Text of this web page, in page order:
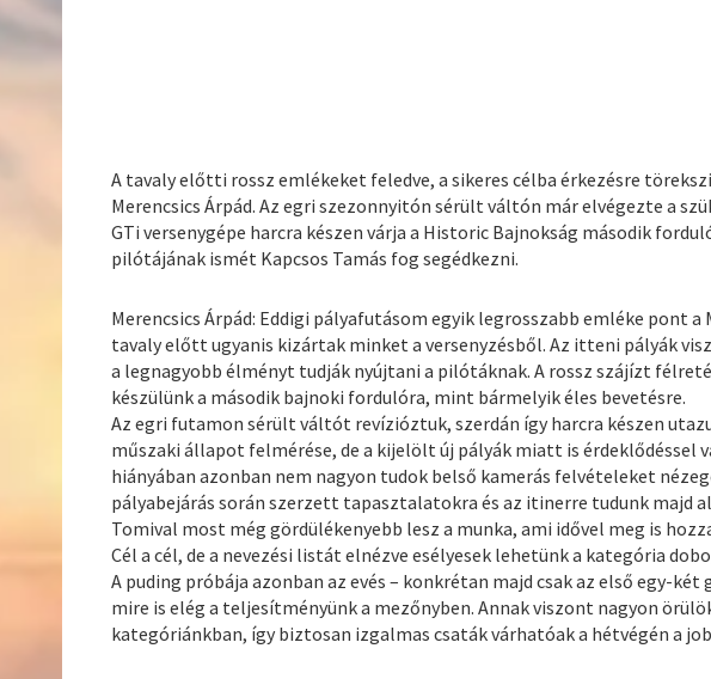
A tavaly előtti rossz emlékeket feledve, a sikeres célba érkezésre
Merencsics Árpád. Az egri szezonnyitón sérült váltón már elvégezte a
GTi versenygépe harcra készen várja a Historic Bajnokság második
pilótájának ismét Kapcsos Tamás fog segédkezni.
Merencsics Árpád: Eddigi pályafutásom egyik legrosszabb emléke pont
tavaly előtt ugyanis kizártak minket a versenyzésből. Az itteni pályák
a legnagyobb élményt tudják nyújtani a pilótáknak. A rossz szájízt
készülünk a második bajnoki fordulóra, mint bármelyik éles bevetésre.
Az egri futamon sérült váltót revízióztuk, szerdán így harcra készen
műszaki állapot felmérése, de a kijelölt új pályák miatt is érdeklődéssel
hiányában azonban nem nagyon tudok belső kamerás felvételeket
pályabejárás során szerzett tapasztalatokra és az itinerre tudunk majd
Tomival most még gördülékenyebb lesz a munka, ami idővel meg is
Cél a cél, de a nevezési listát elnézve esélyesek lehetünk a kategória
A puding próbája azonban az evés – konkrétan majd csak az első egy-
mire is elég a teljesítményünk a mezőnyben. Annak viszont nagyon
kategóriánkban, így biztosan izgalmas csaták várhatóak a hétvégén a